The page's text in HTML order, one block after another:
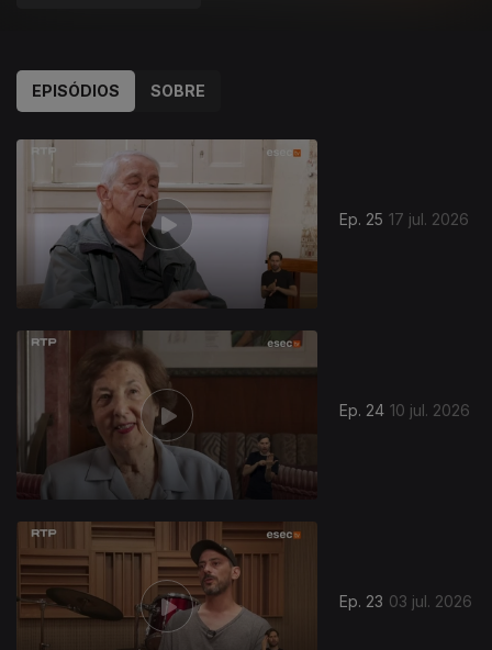
EPISÓDIOS SOBRE
Ep. 25 17 jul. 2026
Ep. 24 10 jul. 2026
Ep. 23 03 jul. 2026